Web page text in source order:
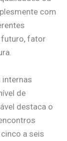
com
futuro, fator
internas
de
destaca o
a seis